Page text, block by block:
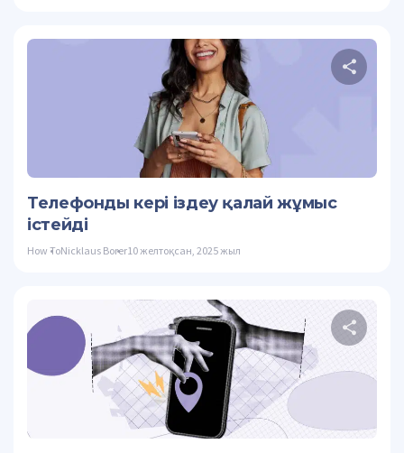
Twitter
Телефонды кері іздеу қалай жұмыс
істейді
How ToNicklaus Borer10 желтоқсан, 2025 жыл